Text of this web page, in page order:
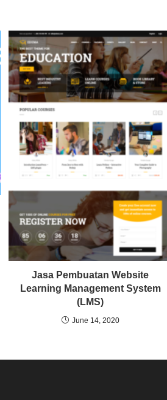
Jasa Pembuatan Website
Learning Management System
(LMS)
June 14, 2020